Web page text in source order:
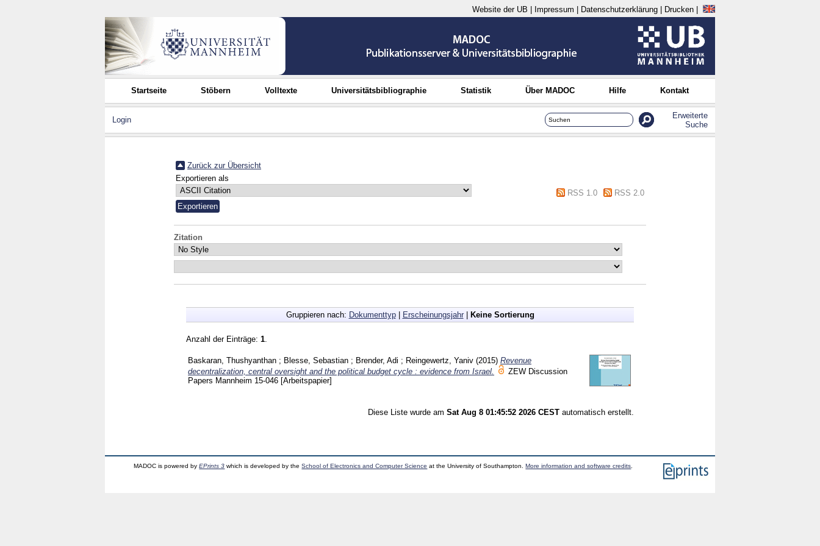
Website der UB Impressum Datenschutzerklärung Drucken
Startseite Stöbern Volltexte Universitätsbibliographie Statistik Über MADOC Hilfe Kontakt
Login
Erweiterte
Suche
Zurück zur Übersicht
Exportieren als
RSS 1.0
RSS 2.0
Zitation
Gruppieren nach: Dokumenttyp| Erscheinungsjahr| Keine Sortierung
Anzahl der Einträge: 1
Baskaran, Thushyanthan ; Blesse, Sebastian ; Brender, Adi ; Reingewertz, Yaniv (2015) Revenue
decentralization, central oversight and the political budget cycle : evidence from Israel.
ZEW Discussion
Papers Mannheim 15-046 [Arbeitspapier]
Diese Liste wurde am Sat Aug 8 01:45:52 2026 CEST automatisch erstellt.
MADOC is powered byEPrints 3 which is developed by theSchool of Electronics and Computer Science at the University of Southampton.More information and software credits